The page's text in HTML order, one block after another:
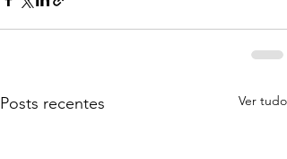
Posts recentes Ver tudo